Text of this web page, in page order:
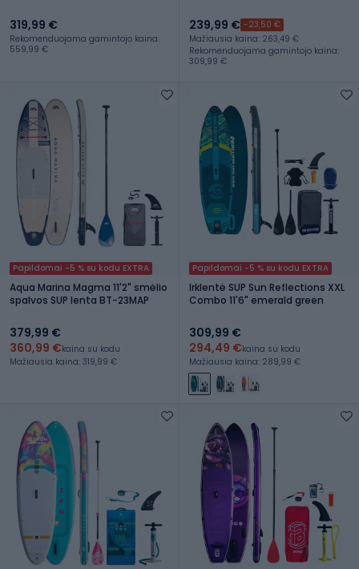
319,99 €
Rekomenduojama gamintojo kaina:
559,99 €
239,99 € -23,50 €
Mažiausia kaina: 263,49 €
Rekomenduojama gamintojo kaina:
309,99 €
Papildomai -5 % su kodu EXTRA
Aqua Marina Magma 11'2" smėlio
spalvos SUP lenta BT-23MAP
379,99 €
360,99 €kaina su kodu
Mažiausia kaina: 319,99 €
Papildomai -5 % su kodu EXTRA
Irklentė SUP Sun Reflections XXL
Combo 11'6" emerald green
309,99 €
294,49 €kaina su kodu
Mažiausia kaina: 289,99 €